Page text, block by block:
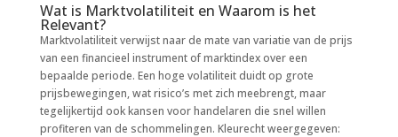
Wat is Marktvolatiliteit en Waarom is het
Relevant?
Marktvolatiliteit verwijst naar de mate van variatie van de prijs
van een financieel instrument of marktindex over een
bepaalde periode. Een hoge volatiliteit duidt op grote
prijsbewegingen, wat risico’s met zich meebrengt, maar
tegelijkertijd ook kansen voor handelaren die snel willen
profiteren van de schommelingen. Kleurecht weergegeven: